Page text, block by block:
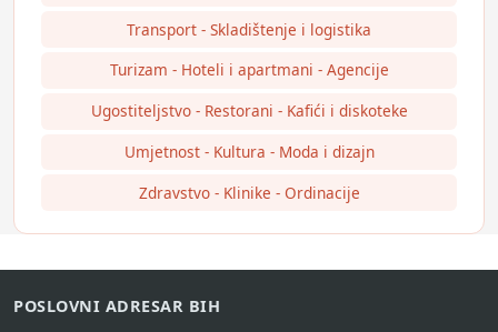
Transport - Skladištenje i logistika
Turizam - Hoteli i apartmani - Agencije
Ugostiteljstvo - Restorani - Kafići i diskoteke
Umjetnost - Kultura - Moda i dizajn
Zdravstvo - Klinike - Ordinacije
POSLOVNI ADRESAR BIH